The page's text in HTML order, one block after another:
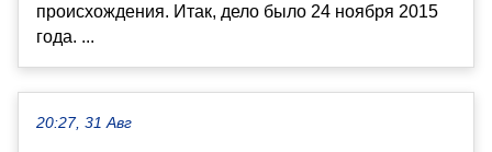
происхождения. Итак, дело было 24 ноября 2015
года. ...
20:27, 31 Авг